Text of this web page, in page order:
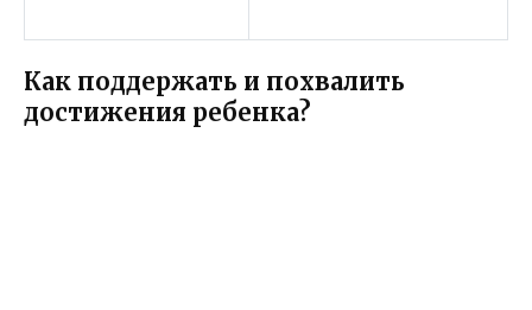
Как поддержать и похвалить
достижения ребенка?